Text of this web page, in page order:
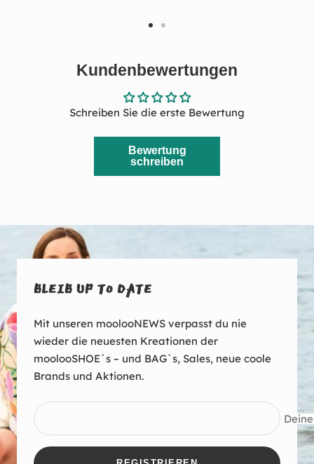
1 2
Kundenbewertungen
Schreiben Sie die erste Bewertung
Bewertung
schreiben
BLEIB UP TO DATE
Mit unseren moolooNEWS verpasst du nie
wieder die neuesten Kreationen der
moolooSHOE`s – und BAG`s, Sales, neue coole
Brands und Aktionen.